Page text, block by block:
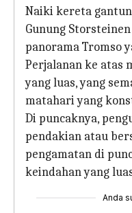
Naiki kereta
Gunung
panorama Tromso
Perjalanan ke atas
yang luas, yang
matahari yang
Di puncaknya,
pendakian atau
pengamatan di
keindahan yang
Anda